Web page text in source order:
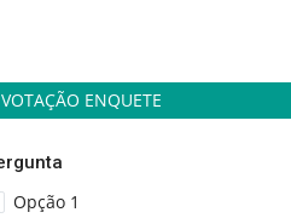
VOTAÇÃO ENQUETE
Opção 1